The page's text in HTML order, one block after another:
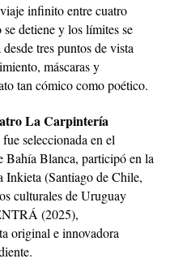
infinito entre cuatro
detiene y los límites se
tres puntos de vista
máscaras y
tan cómico como poético.
La Carpintería
fue seleccionada en el
Bahía Blanca, participó en la
Inkieta (Santiago de Chile,
culturales de Uruguay
(2025),
original e innovadora